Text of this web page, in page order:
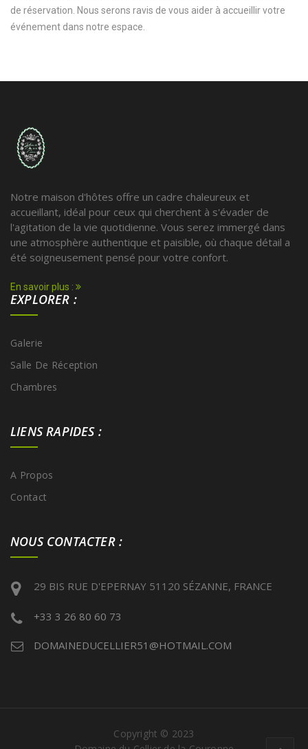
de réservation. Nous serons ravis de vous aider à accueillir votre
événement dans notre espace.
Notre maison d'hôtes offre un cadre chaleureux et
accueillant, idéal pour ceux qui cherchent à s'évader de
l'agitation de la vie quotidienne. Vous serez immergé dans
une atmosphère authentique et paisible, où chaque détail a
été soigneusement pensé pour votre confort.
En savoir plus :
EXPLORER :
Galerie
Salle De Réception
Chambres
LIENS RAPIDES :
A Propos
Contact
NOUS CONTACTER :
29 BIS RUE D'EPERNAY 51120 SÉZANNE, FRANCE
+33 3 26 80 60 73
DOMAINEDUCELLIER51@HOTMAIL.COM
Copyright © 2023